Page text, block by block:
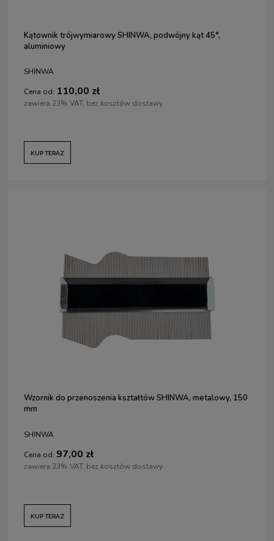
Kątownik trójwymiarowy SHINWA, podwójny kąt 45°,
aluminiowy
SHINWA
Cena od: 110,00 zł
zawiera 23% VAT, bez kosztów dostawy
KUP TERAZ
Wzornik do przenoszenia kształtów SHINWA, metalowy, 150
mm
SHINWA
Cena od: 97,00 zł
zawiera 23% VAT, bez kosztów dostawy
KUP TERAZ